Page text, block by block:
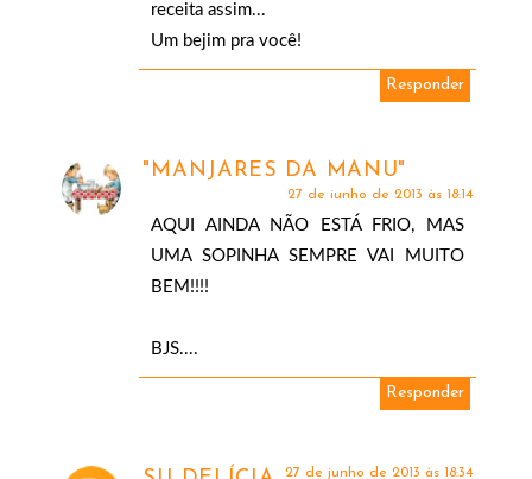
receita assim...
Um bejim pra você!
Responder
"MANJARES DA MANU"
27 de junho de 2013 às 18:14
AQUI AINDA NÃO ESTÁ FRIO, MAS
UMA SOPINHA SEMPRE VAI MUITO
BEM!!!!
BJS....
Responder
27 de junho de 2013 às 18:34